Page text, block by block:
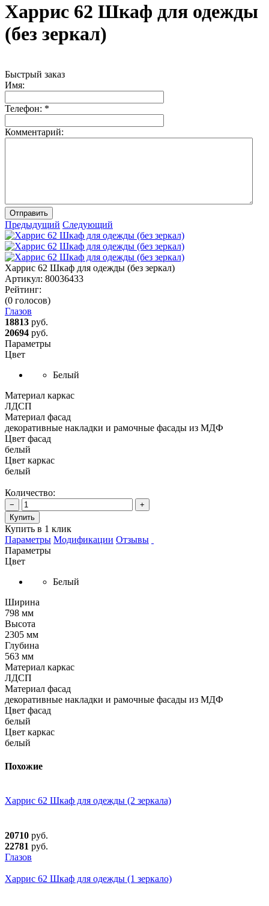
Харрис 62 Шкаф для одежды
(без зеркал)
Быстрый заказ
Имя:
Телефон: *
Комментарий:
Отправить
Предыдущий Следующий
Харрис 62 Шкаф для одежды (без зеркал)
Артикул: 80036433
Рейтинг:
(0 голосов)
Глазов
18813 руб.
20694 руб.
Параметры
Цвет
Белый
Материал каркас
ЛДСП
Материал фасад
декоративные накладки и рамочные фасады из МДФ
Цвет фасад
белый
Цвет каркас
белый
Количество:
−
+
Купить
Купить в 1 клик
Параметры Модификации Отзывы
Параметры
Цвет
Белый
Ширина
798 мм
Высота
2305 мм
Глубина
563 мм
Материал каркас
ЛДСП
Материал фасад
декоративные накладки и рамочные фасады из МДФ
Цвет фасад
белый
Цвет каркас
белый
Похожие
Харрис 62 Шкаф для одежды (2 зеркала)
20710 руб.
22781 руб.
Глазов
Харрис 62 Шкаф для одежды (1 зеркало)